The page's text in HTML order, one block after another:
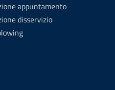
appuntamento
disservizio